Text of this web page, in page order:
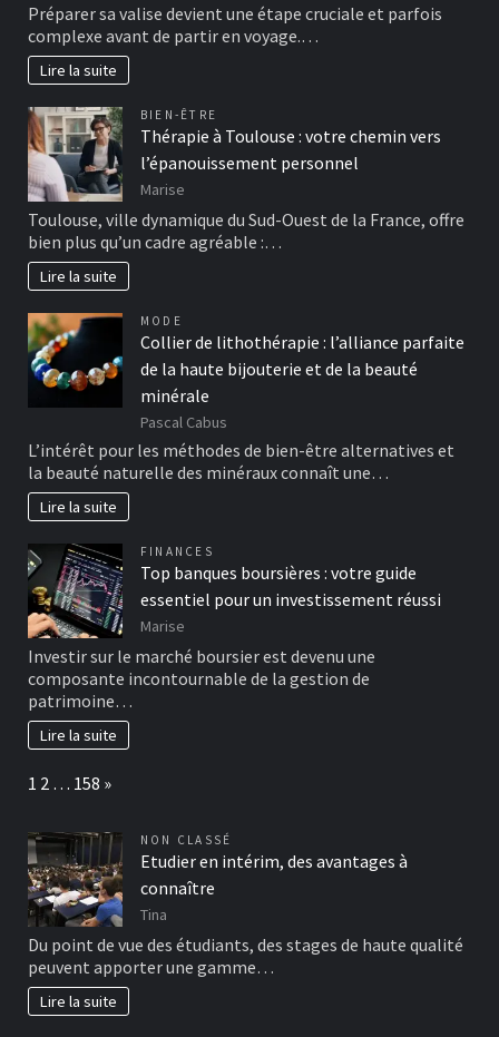
Préparer sa valise devient une étape cruciale et parfois
complexe avant de partir en voyage.…
Lire la suite
BIEN-ÊTRE
Thérapie à Toulouse : votre chemin vers
l’épanouissement personnel
Marise
Toulouse, ville dynamique du Sud-Ouest de la France, offre
bien plus qu’un cadre agréable :…
Lire la suite
MODE
Collier de lithothérapie : l’alliance parfaite
de la haute bijouterie et de la beauté
minérale
Pascal Cabus
L’intérêt pour les méthodes de bien-être alternatives et
la beauté naturelle des minéraux connaît une…
Lire la suite
FINANCES
Top banques boursières : votre guide
essentiel pour un investissement réussi
Marise
Investir sur le marché boursier est devenu une
composante incontournable de la gestion de
patrimoine…
Lire la suite
Page:
1 2 … 158 Next
»
NON CLASSÉ
Etudier en intérim, des avantages à
connaître
Tina
Du point de vue des étudiants, des stages de haute qualité
peuvent apporter une gamme…
Lire la suite